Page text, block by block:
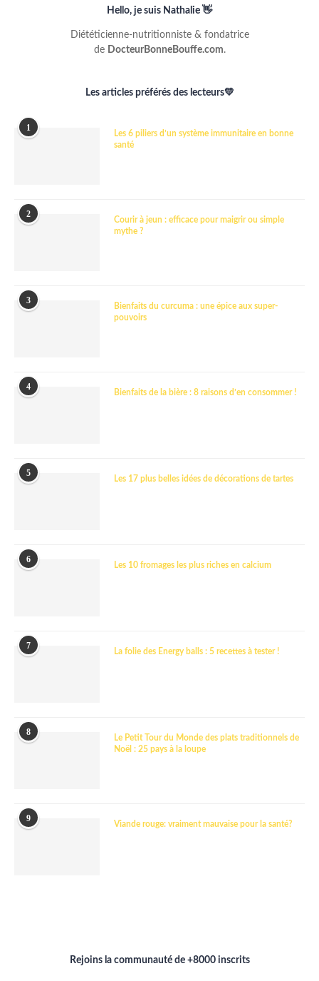
Hello, je suis Nathalie 👋
Diététicienne-nutritionniste & fondatrice
de DocteurBonneBouffe.com.
Les articles préférés des lecteurs💛
1
Les 6 piliers d’un système immunitaire en bonne
santé
2
Courir à jeun : efficace pour maigrir ou simple
mythe ?
3
Bienfaits du curcuma : une épice aux super-
pouvoirs
4
Bienfaits de la bière : 8 raisons d’en consommer !
5
Les 17 plus belles idées de décorations de tartes
6
Les 10 fromages les plus riches en calcium
7
La folie des Energy balls : 5 recettes à tester !
8
Le Petit Tour du Monde des plats traditionnels de
Noël : 25 pays à la loupe
9
Viande rouge: vraiment mauvaise pour la santé?
Rejoins la communauté de +8000 inscrits